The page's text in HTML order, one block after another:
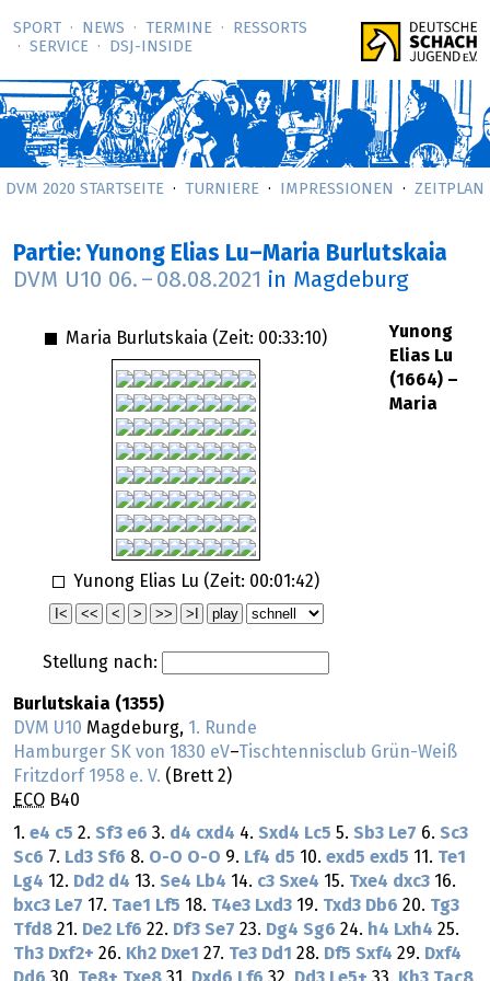
SPORT NEWS TERMINE
RESSORTS
SERVICE
DSJ-­INSIDE
DVM 2020 STARTSEITE TURNIERE IMPRESSIONEN ZEITPLAN
Partie: Yunong Elias Lu–Maria Burlutskaia
DVM U10 06. – 08.08.2021 in Magdeburg
Maria Burlutskaia (Zeit: 00:33:10)
Yunong Elias Lu (Zeit: 00:01:42)
Stellung nach:
Yunong
Elias Lu
(1664) –
Maria
Burlutskaia (1355)
DVM U10 Magdeburg, 1. Runde
Hamburger SK von 1830 eV–Tischtennisclub Grün-Weiß
Fritzdorf 1958 e. V. (Brett 2)
ECO B40
1. e4 c5 2. Sf3 e6 3. d4 cxd4 4. Sxd4 Lc5 5. Sb3 Le7 6. Sc3
Sc6 7. Ld3 Sf6 8. O-O O-O 9. Lf4 d5 10. exd5 exd5 11. Te1
Lg4 12. Dd2 d4 13. Se4 Lb4 14. c3 Sxe4 15. Txe4 dxc3 16.
bxc3 Le7 17. Tae1 Lf5 18. T4e3 Lxd3 19. Txd3 Db6 20. Tg3
Tfd8 21. De2 Lf6 22. Df3 Se7 23. Dg4 Sg6 24. h4 Lxh4 25.
Th3 Dxf2+ 26. Kh2 Dxe1 27. Te3 Dd1 28. Df5 Sxf4 29. Dxf4
Dd6 30. Te8+ Txe8 31. Dxd6 Lf6 32. Dd3 Le5+ 33. Kh3 Tac8